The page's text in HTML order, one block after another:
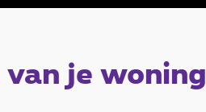
je woning